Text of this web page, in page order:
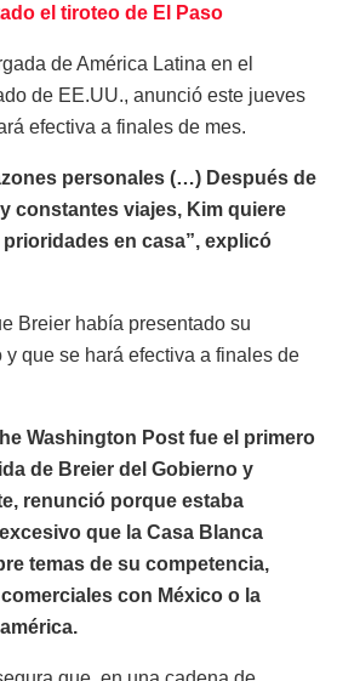
el tiroteo de El Paso
de América Latina en el
de EE.UU., anunció este jueves
efectiva a finales de mes.
personales (…) Después de
constantes viajes, Kim quiere
en casa”, explicó
Breier había presentado su
que se hará efectiva a finales de
Washington Post fue el primero
de Breier del Gobierno y
renunció porque estaba
que la Casa Blanca
temas de su competencia,
con México o la